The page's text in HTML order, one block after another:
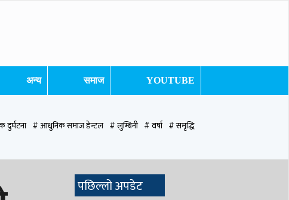
अन्य समाज YOUTUBE
# आधुनिक समाज डेन्टल # लुम्बिनी # वर्षा # समृद्धि
# बुटवल उपमहानगरपालिका # बुटवल उपमहान # स्वास्थ्य # निर्वाचन # पाल्पा
पछिल्लो अपडेट